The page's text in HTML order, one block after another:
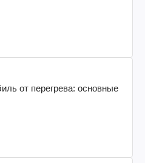
от перегрева: основные